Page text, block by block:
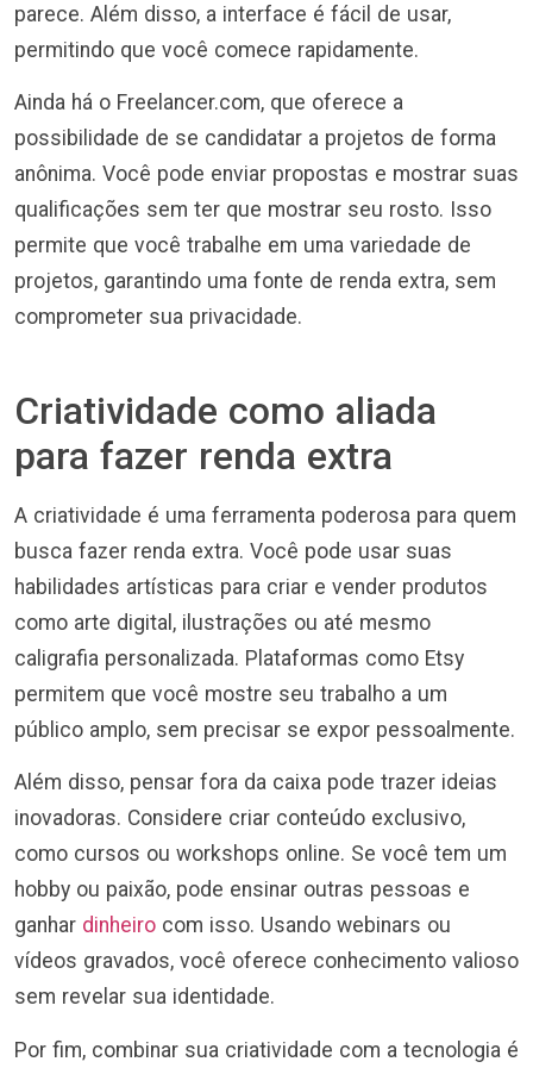
parece. Além disso, a interface é fácil de usar,
permitindo que você comece rapidamente.
Ainda há o Freelancer.com, que oferece a
possibilidade de se candidatar a projetos de forma
anônima. Você pode enviar propostas e mostrar suas
qualificações sem ter que mostrar seu rosto. Isso
permite que você trabalhe em uma variedade de
projetos, garantindo uma fonte de renda extra, sem
comprometer sua privacidade.
Criatividade como aliada
para fazer renda extra
A criatividade é uma ferramenta poderosa para quem
busca fazer renda extra. Você pode usar suas
habilidades artísticas para criar e vender produtos
como arte digital, ilustrações ou até mesmo
caligrafia personalizada. Plataformas como Etsy
permitem que você mostre seu trabalho a um
público amplo, sem precisar se expor pessoalmente.
Além disso, pensar fora da caixa pode trazer ideias
inovadoras. Considere criar conteúdo exclusivo,
como cursos ou workshops online. Se você tem um
hobby ou paixão, pode ensinar outras pessoas e
ganhar dinheiro com isso. Usando webinars ou
vídeos gravados, você oferece conhecimento valioso
sem revelar sua identidade.
Por fim, combinar sua criatividade com a tecnologia é